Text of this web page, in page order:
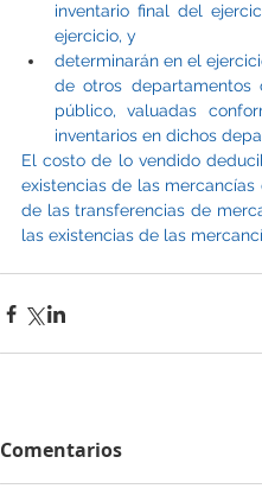
inventario final del
ejercicio, y
determinarán en el
de otros
público, valuadas
inventarios en dichos
El costo de lo vendido
existencias de las
de las transferencias de
las existencias de las
Comentarios